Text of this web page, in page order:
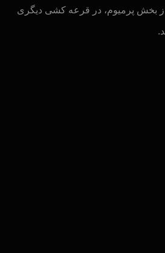
از بخش پرمیوم، در قرعه کشی دیگری